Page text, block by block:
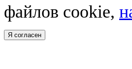
файлов cookie,
Я согласен